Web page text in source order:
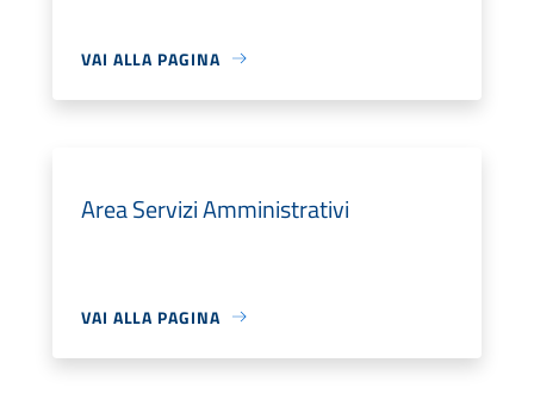
VAI ALLA PAGINA
Area Servizi Amministrativi
VAI ALLA PAGINA